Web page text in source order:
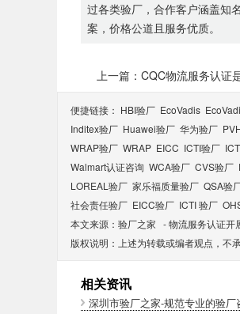
过各类验厂，合作客户涵盖知
案，价格公道且服务优质。
上一篇：CQC物流服务认证
便捷链接： HBI验厂 EcoVadis
Inditex验厂 Huawei验厂 华为验厂
WRAP验厂 WRAP EICC ICTI验厂
Walmart认证咨询 WCA验厂 CVS验厂
LOREAL验厂 家乐福质量验厂 QSA验
社会责任验厂 EICC验厂 ICTI 验厂
本文来源： 验厂之家 -物流服务认证开
版权说明：上述为转载或编者观点，不
相关资讯
深圳市验厂之家-规范专业的验